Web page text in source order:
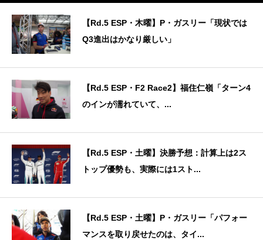
【Rd.5 ESP・木曜】P・ガスリー「現状では
Q3進出はかなり厳しい」
【Rd.5 ESP・F2 Race2】福住仁嶺「ターン4
のインが濡れていて、...
【Rd.5 ESP・土曜】決勝予想：計算上は2ス
トップ優勢も、実際には1スト...
【Rd.5 ESP・土曜】P・ガスリー「パフォー
マンスを取り戻せたのは、タイ...